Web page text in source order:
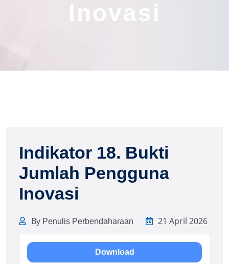
Inovasi
Indikator 18. Bukti
Jumlah Pengguna
Inovasi
By Penulis Perbendaharaan 21 April 2026
Download